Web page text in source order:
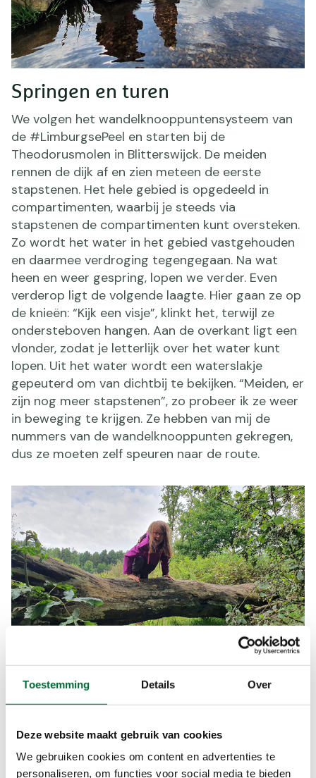
Toestemming Details Over
Deze website maakt gebruik van cookies
We gebruiken cookies om content en advertenties te
personaliseren, om functies voor social media te bieden
Springen en turen
We volgen het wandelknooppuntensysteem van
de #LimburgsePeel en starten bij de
Theodorusmolen in Blitterswijck. De meiden
rennen de dijk af en zien meteen de eerste
stapstenen. Het hele gebied is opgedeeld in
compartimenten, waarbij je steeds via
stapstenen de compartimenten kunt oversteken.
Zo wordt het water in het gebied vastgehouden
en daarmee verdroging tegengegaan. Na wat
heen en weer gespring, lopen we verder. Even
verderop ligt de volgende laagte. Hier gaan ze op
de knieën: “Kijk een visje”, klinkt het, terwijl ze
ondersteboven hangen. Aan de overkant ligt een
vlonder, zodat je letterlijk over het water kunt
lopen. Uit het water wordt een waterslakje
gepeuterd om van dichtbij te bekijken. “Meiden, er
zijn nog meer stapstenen”, zo probeer ik ze weer
in beweging te krijgen. Ze hebben van mij de
nummers van de wandelknooppunten gekregen,
dus ze moeten zelf speuren naar de route.